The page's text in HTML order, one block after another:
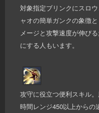
対象指定ブリンクにスロ
ャオの簡単ガンクの象徴
メージと攻撃速度が伸び
にする人もいます。
攻守に役立つ便利スキル
時間レンジ450以上からの